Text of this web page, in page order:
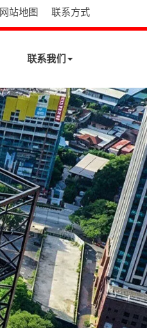
网站地图 联系方式
联系我们